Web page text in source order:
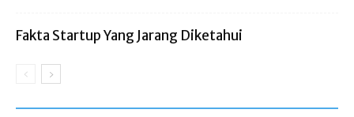
Fakta Startup Yang Jarang Diketahui